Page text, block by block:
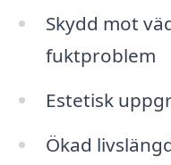
Skydd mot
fuktproblem
Estetisk
Ökad